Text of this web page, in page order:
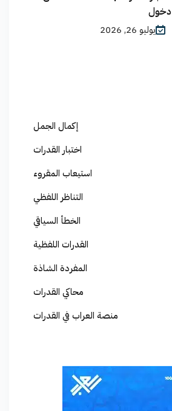
دخول
يوليو 26, 2026
إكمال الجمل
اختبار القدرات
استيعاب المقروء
التناظر اللفظي
الخطأ السياقي
القدرات اللفظية
المفردة الشاذة
محاكي القدرات
منصة العراب في القدرات